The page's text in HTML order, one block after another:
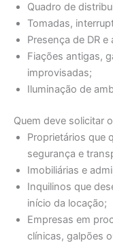
Quadro de
Tomadas,
Presença de DR
Fiações antigas,
improvisadas;
Iluminação de
Quem deve solicitar
Proprietários que
segurança e
Imobiliárias e
Inquilinos que
início da locação;
Empresas em
clínicas, galpões